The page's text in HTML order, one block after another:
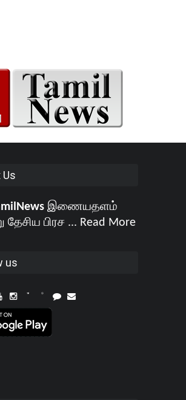
Us
இணையதளம்
தேசிய பிரச ... Read More
us